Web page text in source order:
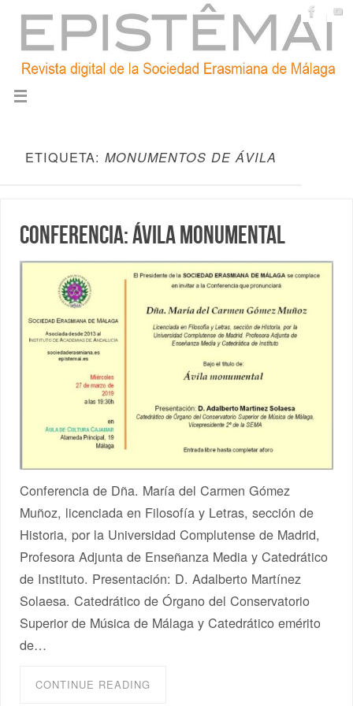
ETIQUETA: MONUMENTOS DE ÁVILA
Conferencia: Ávila monumental
Conferencia de Dña. María del Carmen Gómez
Muñoz, licenciada en Filosofía y Letras, sección de
Historia, por la Universidad Complutense de Madrid,
Profesora Adjunta de Enseñanza Media y Catedrático
de Instituto. Presentación: D. Adalberto Martínez
Solaesa. Catedrático de Órgano del Conservatorio
Superior de Música de Málaga y Catedrático emérito
de…
CONTINUE READING